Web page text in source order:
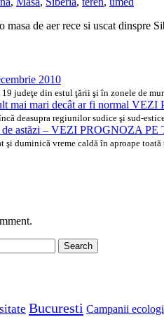
masa de aer rece si uscat dinspre
2010
19 judeţe din estul ţării şi în zonele de
mai mari decât ar fi normal
deasupra regiunilor sudice şi sud-
de astăzi – VEZI PROGNOZA
şi duminică vreme caldă în aproape
Bucuresti Campanii